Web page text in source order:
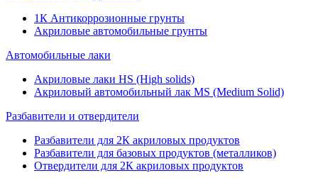
1К Антикоррозионные грунты
Акриловые автомобильные грунты
Автомобильные лаки
Акриловые лаки HS (High solids)
Акриловый автомобильный лак MS (Medium Solid)
Разбавители и отвердители
Разбавители для 2К акриловых продуктов
Разбавители для базовых продуктов (металликов)
Отвердители для 2К акриловых продуктов